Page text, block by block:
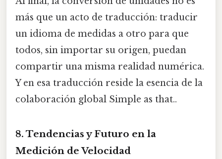
más que un acto de traducción: traducir
un idioma de medidas a otro para que
todos, sin importar su origen, puedan
compartir una misma realidad numérica.
Y en esa traducción reside la esencia de la
colaboración global Simple as that..
8. Tendencias y Futuro en la
Medición de Velocidad